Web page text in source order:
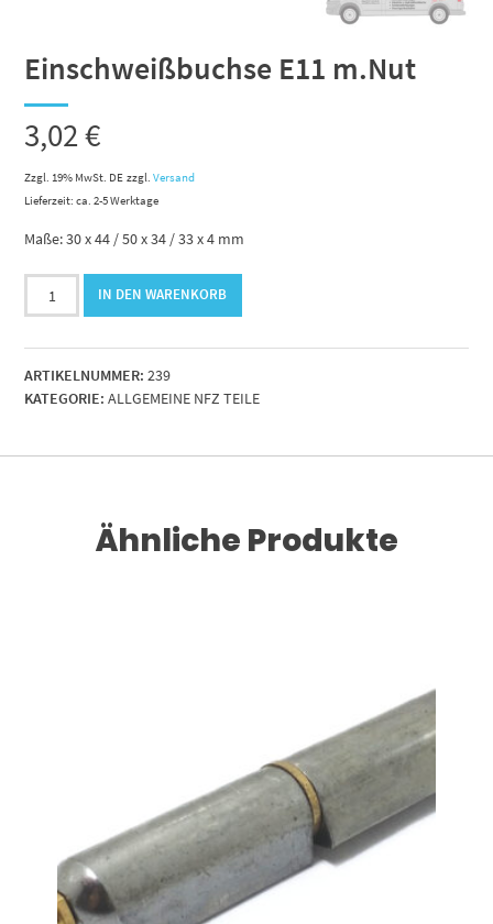
Einschweißbuchse E11 m.Nut
3,02€
Zzgl. 19% MwSt. DE zzgl.Versand
Lieferzeit: ca. 2-5 Werktage
Maße: 30 x 44 / 50 x 34 / 33 x 4 mm
Menge
IN DEN WARENKORB
ARTIKELNUMMER: 239
KATEGORIE: ALLGEMEINE NFZ TEILE
Ähnliche Produkte